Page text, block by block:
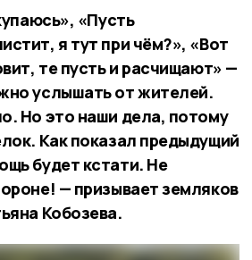
«Пусть
я тут при чём?», «Вот
те пусть и расчищают» —
услышать от жителей.
Но это наши дела, потому
Как показал предыдущий
будет кстати. Не
— призывает земляков
Кобозева.